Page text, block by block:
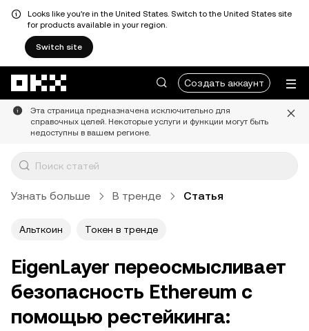
Looks like you're in the United States. Switch to the United States site
for products available in your region.
Switch site
Создать аккаунт
Эта страница предназначена исключительно для
справочных целей. Некоторые услуги и функции могут быть
недоступны в вашем регионе.
Узнать больше В тренде Статья
Альткоин Токен в тренде
EigenLayer переосмысливает
безопасность Ethereum с
помощью рестейкинга: